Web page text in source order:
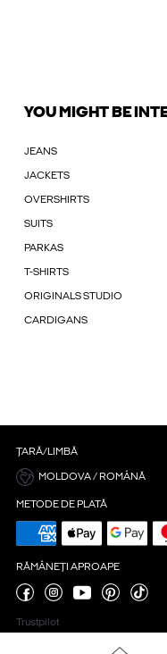
YOU MIGHT BE
JEANS
JACKETS
OVERSHIRTS
SUITS
PARKAS
T-SHIRTS
ORIGINALS STUDIO
CARDIGANS
ȚARĂ/LIMBĂ
MOLDOVA / ROMÂNĂ
METODE DE PLATĂ
RĂMÂNEȚI APROAPE
Trustpilot